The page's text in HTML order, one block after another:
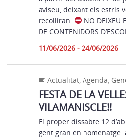
aviseu, deixant els estris
recolliran.
NO DEIXEU
DE CONTENIDORS
11/06/2026 - 24/06/2026
Actualitat,Agenda,
FESTA DE LA
VILAMANISCLE!!
El proper dissabte 12
gent gran en homenatge